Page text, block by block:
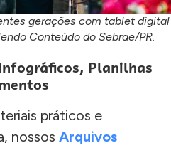
gerações com tablet digital
Conteúdo do Sebrae/PR.
Planilhas
práticos e
nossos Arquivos